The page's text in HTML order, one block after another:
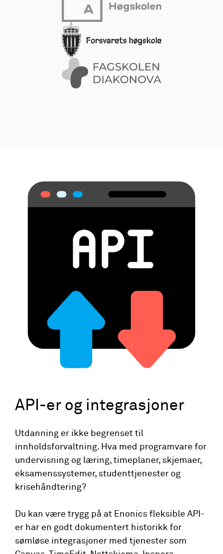
API-er og integrasjoner
Utdanning er ikke begrenset til
innholdsforvaltning. Hva med programvare for
undervisning og læring, timeplaner, skjemaer,
eksamenssystemer, studenttjenester og
krisehåndtering?
Du kan være trygg på at Enonics fleksible API-
er har en godt dokumentert historikk for
sømløse integrasjoner med tjenester som